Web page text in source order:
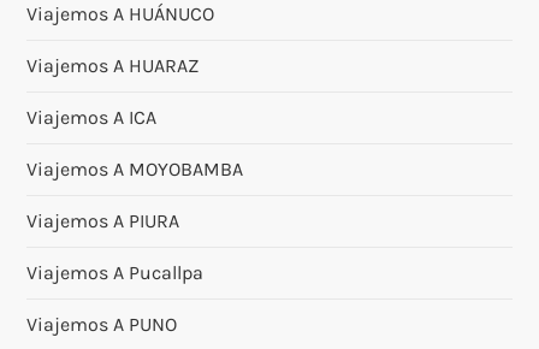
Viajemos A HUÁNUCO
Viajemos A HUARAZ
Viajemos A ICA
Viajemos A MOYOBAMBA
Viajemos A PIURA
Viajemos A Pucallpa
Viajemos A PUNO